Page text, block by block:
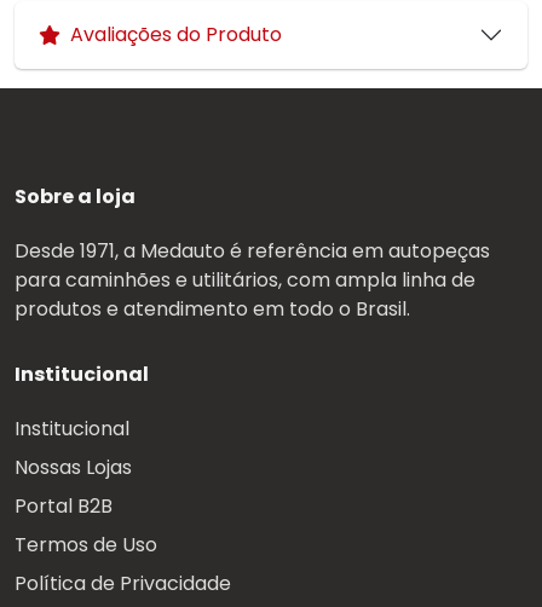
Avaliações do Produto
Sobre a loja
Desde 1971, a Medauto é referência em autopeças
para caminhões e utilitários, com ampla linha de
produtos e atendimento em todo o Brasil.
Institucional
Institucional
Nossas Lojas
Portal B2B
Termos de Uso
Política de Privacidade